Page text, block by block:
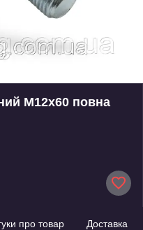
М12х60 повна
про товар Доставка